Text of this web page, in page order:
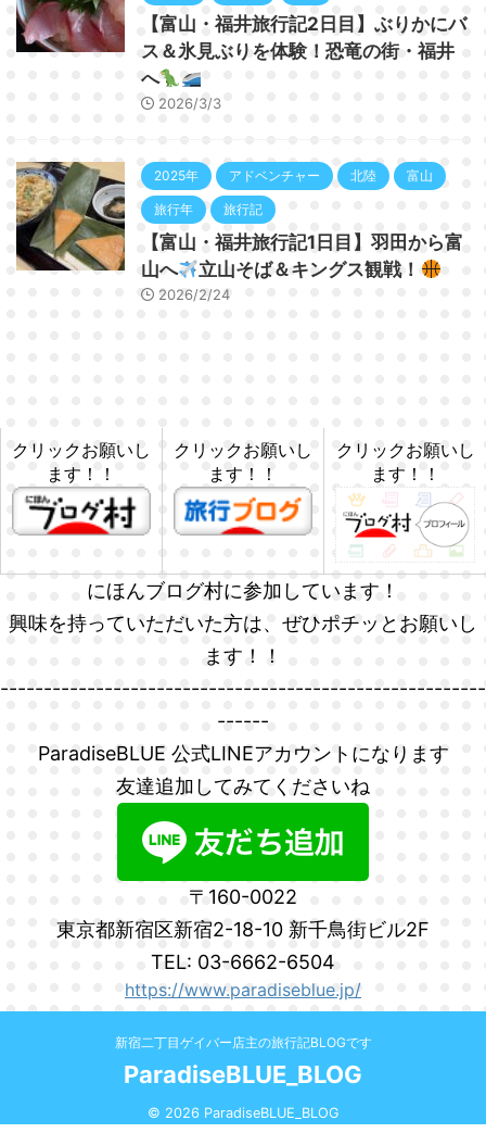
【富山・福井旅行記2日目】ぶりかにバ
ス＆氷見ぶりを体験！恐竜の街・福井
へ
2026/3/3
2025年 アドベンチャー 北陸 富山
旅行年 旅行記
【富山・福井旅行記1日目】羽田から富
山へ
立山そば＆キングス観戦！
2026/2/24
クリックお願いし
ます！！
クリックお願いし
ます！！
クリックお願いし
ます！！
にほんブログ村に参加しています！
興味を持っていただいた方は、ぜひポチッとお願いし
ます！！
--------------------------------------------------------
------
ParadiseBLUE 公式LINEアカウントになります
友達追加してみてくださいね
〒160-0022
東京都新宿区新宿2-18-10 新千鳥街ビル2F
TEL: 03-6662-6504
https://www.paradiseblue.jp/
新宿二丁目ゲイバー店主の旅行記BLOGです
ParadiseBLUE_BLOG
© 2026 ParadiseBLUE_BLOG